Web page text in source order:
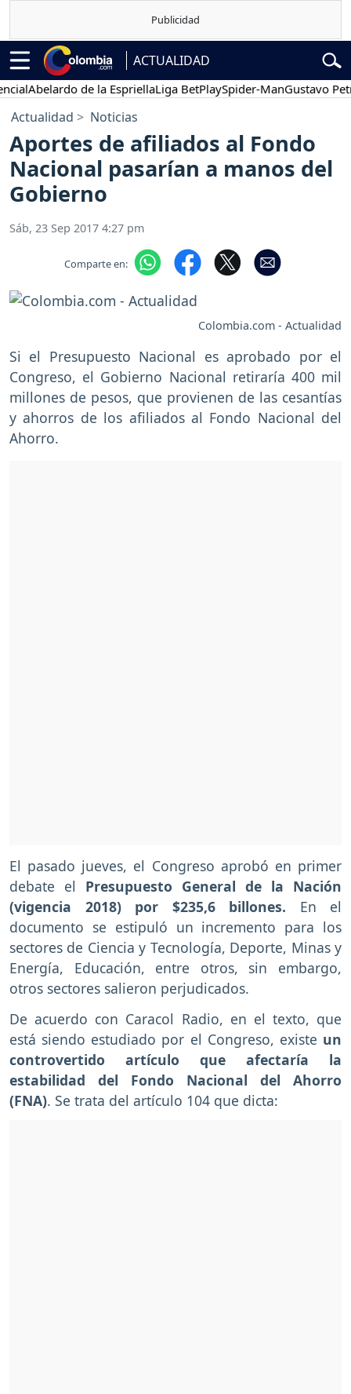
ACTUALIDAD
Abelardo de la EspriellaLiga BetPlaySpider-ManGustavo Petro
Actualidad Noticias
Aportes de afiliados al Fondo
Nacional pasarían a manos del
Gobierno
Sáb, 23 Sep 2017 4:27 pm
Comparte en:
Colombia.com - Actualidad
Si el Presupuesto Nacional es aprobado por el
Congreso, el Gobierno Nacional retiraría 400 mil
millones de pesos, que provienen de las cesantías
y ahorros de los afiliados al Fondo Nacional del
Ahorro.
El pasado jueves, el Congreso aprobó en primer
debate el Presupuesto General de la Nación
(vigencia 2018) por $235,6 billones. En el
documento se estipuló un incremento para los
sectores de Ciencia y Tecnología, Deporte, Minas y
Energía, Educación, entre otros, sin embargo,
otros sectores salieron perjudicados.
De acuerdo con Caracol Radio, en el texto, que
está siendo estudiado por el Congreso, existe un
controvertido artículo que afectaría la
estabilidad del Fondo Nacional del Ahorro
(FNA). Se trata del artículo 104 que dicta: